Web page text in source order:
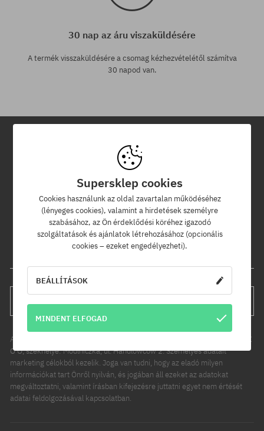
30 nap az áru viszaküldésére
A termék visszaküldésére a csomag kézhezvételétől számítva
30 napod van.
Hírlevél
Iratkozz fel hírlevelünkre és értesülj az elsők között új termékeinkről
és kedvezményeinkről!
Ráadásul kapsz egy -5% kedvezménykódot az egész
rendelésedre!
FELIRATKOZÁS
Az Ön személyes adatainak kezelője a COOL SPORT DISTRIBUTION SP Z
O O, székhelye: Modlniczka, ul. Handlowców 2. Személyes adatait
marketing célokból kezelik. Joga van tudni, hogy az eladó milyen
információkat tart Önről nyilván, és jogában áll ezeket az adatokat
megváltoztatni, valamint írásban kifejezésre juttatni egyet nem értését
adatai feldolgozásával kapcsolatban.
Supersklep cookies
Cookies használunk az oldal zavartalan működéséhez
(lényeges cookies), valamint a hirdetések személyre
szabásához, az Ön érdeklődési köréhez igazodó
szolgáltatások és ajánlatok létrehozásához (opcionális
cookies – ezeket engedélyezheti).
BEÁLLÍTÁSOK
MINDENT ELFOGAD